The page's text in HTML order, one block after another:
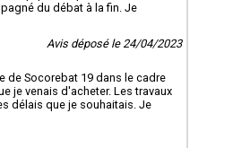
du débat à la fin. Je
Avis déposé le 24/04/2023
de Socorebat 19 dans le cadre
je venais d'acheter. Les travaux
délais que je souhaitais. Je